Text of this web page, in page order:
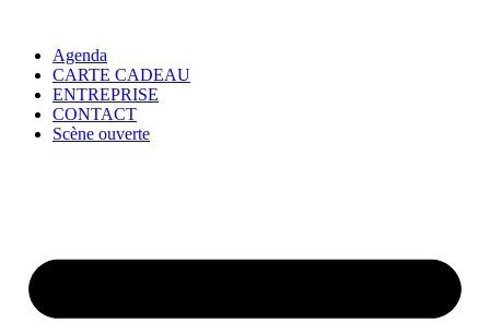
Agenda
CARTE CADEAU
ENTREPRISE
CONTACT
Scène ouverte